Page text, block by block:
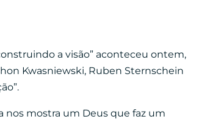
a visão” aconteceu ontem,
Kwasniewski, Ruben Sternschein
nos mostra um Deus que faz um